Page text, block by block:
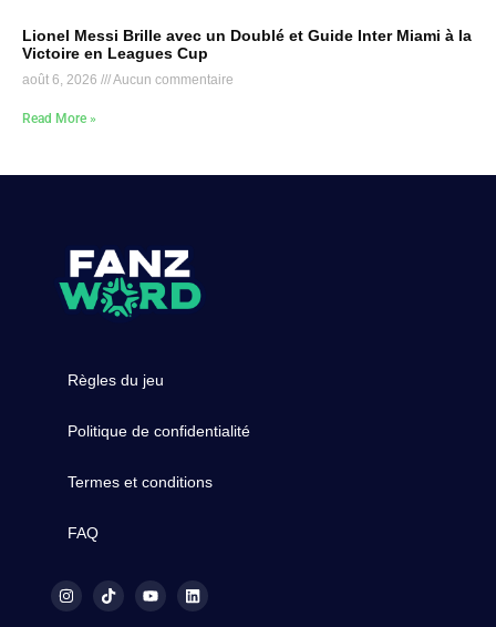
Lionel Messi Brille avec un Doublé et Guide Inter Miami à la
Victoire en Leagues Cup
août 6, 2026 Aucun commentaire
Read More »
Règles du jeu
Politique de confidentialité
Termes et conditions
FAQ